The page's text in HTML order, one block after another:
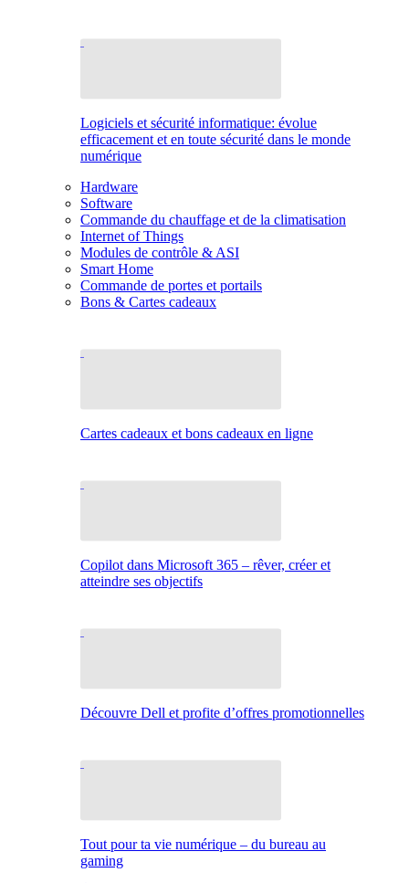
Logiciels et sécurité informatique: évolue
efficacement et en toute sécurité dans le monde
numérique
Hardware
Software
Commande du chauffage et de la climatisation
Internet of Things
Modules de contrôle & ASI
Smart Home
Commande de portes et portails
Bons & Cartes cadeaux
Cartes cadeaux et bons cadeaux en ligne
Copilot dans Microsoft 365 – rêver, créer et
atteindre ses objectifs
Découvre Dell et profite d’offres promotionnelles
Tout pour ta vie numérique – du bureau au
gaming